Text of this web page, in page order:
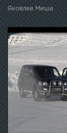
Яковлев Миша